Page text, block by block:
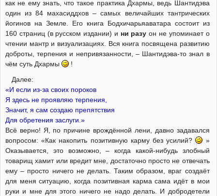
как не ему знать, что такое практика Дхармы, ведь Шантидэва
один из 84 махасиддхов – самых величайших тантрических
йогинов на Земле. Его книга Бодхичарьяаватара состоит из
160 страниц (в русском издании) и ни разу он не упоминает о
чтении мантр и визуализациях. Вся книга посвящена развитию
доброты, терпения и непривязанности, – Шантидэва-то знал в
чём суть Дхармы
!
Далее:
«И если из-за своих пороков
Я здесь не проявляю терпения,
Значит, я сам создаю препятствия
Для обретения заслуги.»
Всё верно! Я, по причине врождённой лени, давно задавался
вопросом: «Как накопить позитивную карму без усилий?
»
Оказывается, это возможно, – когда какой-нибудь злобный
товарищ хамит или вредит мне, достаточно просто не отвечать
ему – просто ничего не делать. Таким образом, враг создаёт
для меня ситуацию, когда позитивная карма сама идёт в мои
руки и мне для этого ничего не надо делать. И добродетели